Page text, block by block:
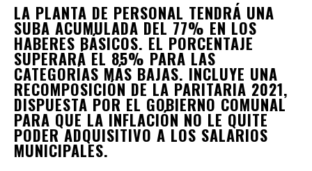
LA PLANTA DE PERSONAL TENDRÁ UNA
SUBA ACUMULADA DEL 77% EN LOS
HABERES BÁSICOS. EL PORCENTAJE
SUPERARÁ EL 85% PARA LAS
CATEGORÍAS MÁS BAJAS. INCLUYE UNA
RECOMPOSICIÓN DE LA PARITARIA 2021,
DISPUESTA POR EL GOBIERNO COMUNAL
PARA QUE LA INFLACIÓN NO LE QUITE
PODER ADQUISITIVO A LOS SALARIOS
MUNICIPALES.